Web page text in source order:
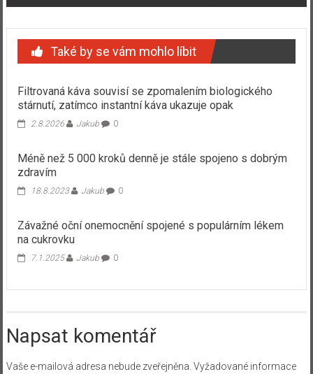
Také by se vám mohlo líbit
Filtrovaná káva souvisí se zpomalením biologického
stárnutí, zatímco instantní káva ukazuje opak
2.8.2026 Jakub 0
Méně než 5 000 kroků denně je stále spojeno s dobrým
zdravím
18.8.2023 Jakub 0
Závažné oční onemocnění spojené s populárním lékem
na cukrovku
7.1.2025 Jakub 0
Napsat komentář
Vaše e-mailová adresa nebude zveřejněna. Vyžadované informace